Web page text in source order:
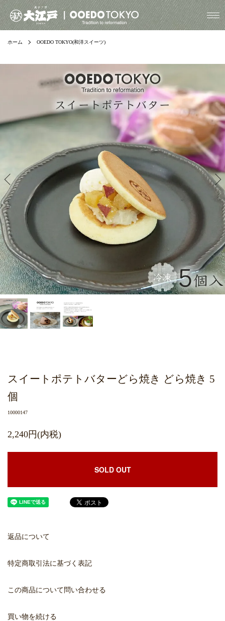
ホーム OOEDO TOKYO(和洋スイーツ)
スイートポテトバターどら焼き どら焼き 5
個
10000147
2,240円(内税)
SOLD OUT
返品について
特定商取引法に基づく表記
この商品について問い合わせる
買い物を続ける